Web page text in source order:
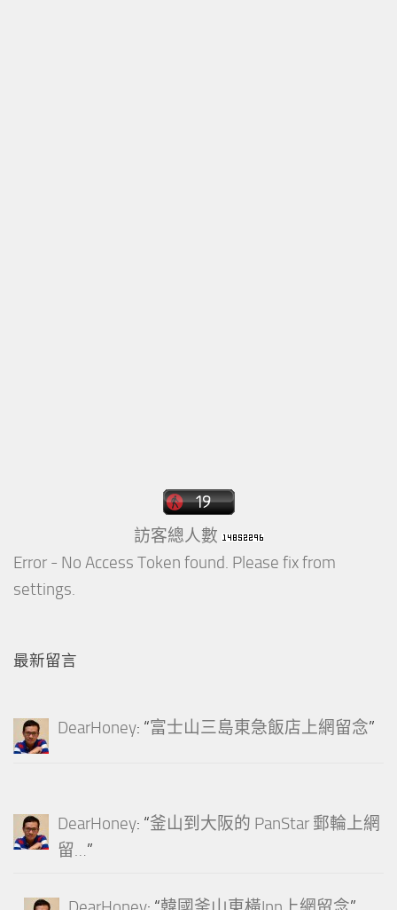
訪客總人數
Error - No Access Token found. Please fix from
settings.
最新留言
DearHoney: “富士山三島東急飯店上網留念”
DearHoney: “釜山到大阪的 PanStar 郵輪上網
留…”